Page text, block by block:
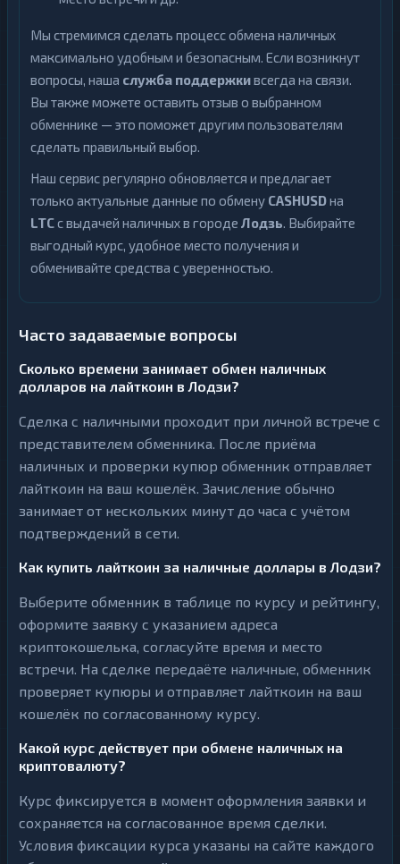
Мы стремимся сделать процесс обмена наличных
максимально удобным и безопасным. Если возникнут
вопросы, наша служба поддержкивсегда на связи.
Вы также можете оставить отзыв о выбранном
обменнике — это поможет другим пользователям
сделать правильный выбор.
Наш сервис регулярно обновляется и предлагает
только актуальные данные по обмену CASHUSDна
LTCс выдачей наличных в городе Лодзь. Выбирайте
выгодный курс, удобное место получения и
обменивайте средства с уверенностью.
Часто задаваемые вопросы
Сколько времени занимает обмен наличных
долларов на лайткоин в Лодзи?
Сделка с наличными проходит при личной встрече с
представителем обменника. После приёма
наличных и проверки купюр обменник отправляет
лайткоин на ваш кошелёк. Зачисление обычно
занимает от нескольких минут до часа с учётом
подтверждений в сети.
Как купить лайткоин за наличные доллары в Лодзи?
Выберите обменник в таблице по курсу и рейтингу,
оформите заявку с указанием адреса
криптокошелька, согласуйте время и место
встречи. На сделке передаёте наличные, обменник
проверяет купюры и отправляет лайткоин на ваш
кошелёк по согласованному курсу.
Какой курс действует при обмене наличных на
криптовалюту?
Курс фиксируется в момент оформления заявки и
сохраняется на согласованное время сделки.
Условия фиксации курса указаны на сайте каждого